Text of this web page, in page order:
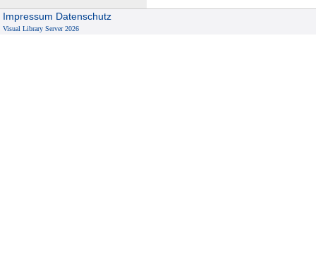
Impressum Datenschutz
Visual Library Server 2026